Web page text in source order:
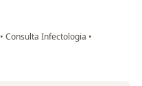
• Consulta Infectologia •